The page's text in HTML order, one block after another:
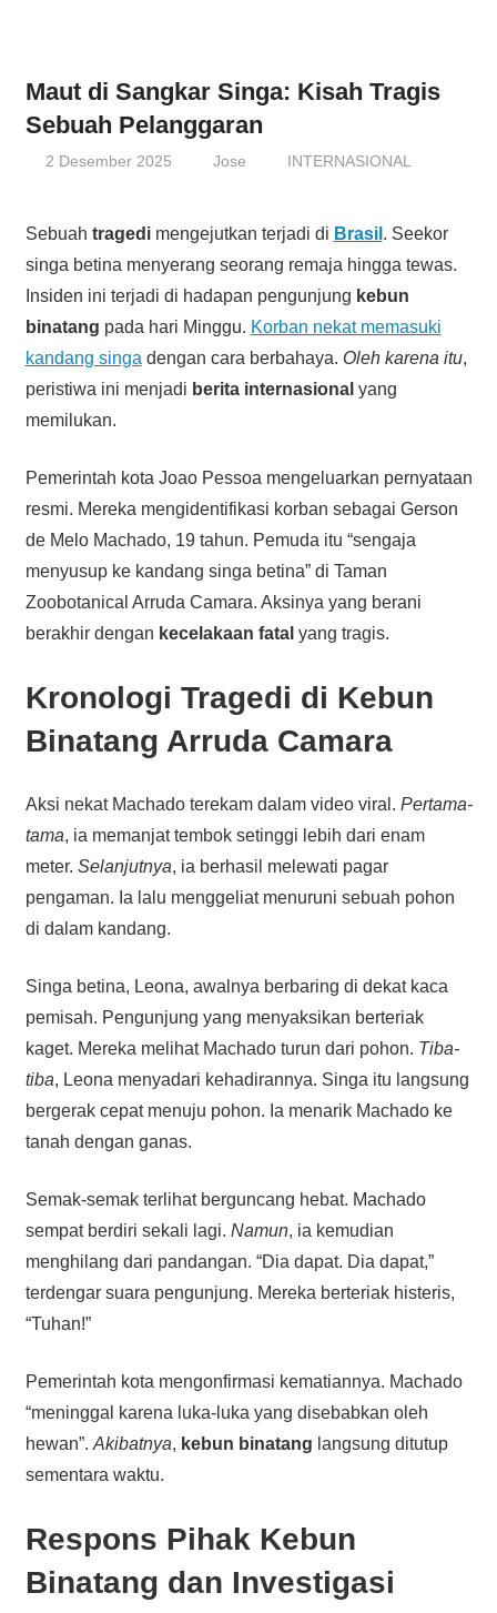
Maut di Sangkar Singa: Kisah Tragis
Sebuah Pelanggaran
2 Desember 2025 Jose INTERNASIONAL
Sebuah tragedimengejutkan terjadi di Brasil . Seekor
singa betina menyerang seorang remaja hingga tewas.
Insiden ini terjadi di hadapan pengunjung kebun
binatang pada hari Minggu. Korban nekat memasuki
kandang singa dengan cara berbahaya. Oleh karena itu,
peristiwa ini menjadi berita internasional yang
memilukan.
Pemerintah kota Joao Pessoa mengeluarkan pernyataan
resmi. Mereka mengidentifikasi korban sebagai Gerson
de Melo Machado, 19 tahun. Pemuda itu “sengaja
menyusup ke kandang singa betina” di Taman
Zoobotanical Arruda Camara. Aksinya yang berani
berakhir dengan kecelakaan fatal yang tragis.
Kronologi Tragedi di Kebun
Binatang Arruda Camara
Aksi nekat Machado terekam dalam video viral. Pertama-
tama, ia memanjat tembok setinggi lebih dari enam
meter. Selanjutnya, ia berhasil melewati pagar
pengaman. Ia lalu menggeliat menuruni sebuah pohon
di dalam kandang.
Singa betina, Leona, awalnya berbaring di dekat kaca
pemisah. Pengunjung yang menyaksikan berteriak
kaget. Mereka melihat Machado turun dari pohon. Tiba-
tiba, Leona menyadari kehadirannya. Singa itu langsung
bergerak cepat menuju pohon. Ia menarik Machado ke
tanah dengan ganas.
Semak-semak terlihat berguncang hebat. Machado
sempat berdiri sekali lagi. Namun, ia kemudian
menghilang dari pandangan. “Dia dapat. Dia dapat,”
terdengar suara pengunjung. Mereka berteriak histeris,
“Tuhan!”
Pemerintah kota mengonfirmasi kematiannya. Machado
“meninggal karena luka-luka yang disebabkan oleh
hewan”. Akibatnya, kebun binatang langsung ditutup
sementara waktu.
Respons Pihak Kebun
Binatang dan Investigasi